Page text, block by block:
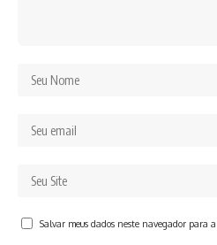
Salvar meus dados neste navegador para